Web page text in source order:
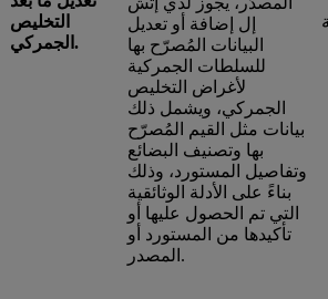
التخليص
الجمركي.
إل إضافة أو تعديل
البيانات المُصرّح بها
للسلطات الجمركية
لأغراض التخليص
الجمركي، ويشمل ذلك
بيانات مثل القيم المُصرّح
بها وتصنيف البضائع
وتفاصيل المستورد، وذلك
بناءً على الأدلة الوثائقية
التي تم الحصول عليها أو
تأكيدها من المستورد أو
المصدر.